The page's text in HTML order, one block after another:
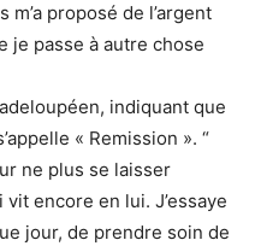
proposé de l’argent
je passe à autre chose
indiquant que
« Remission ». “
ne plus se laisser
encore en lui. J’essaye
jour, de prendre soin de